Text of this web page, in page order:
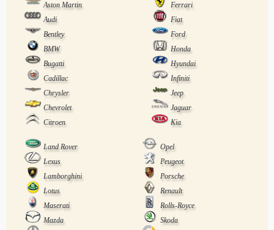
Aston Martin
Ferrari
Audi
Fiat
Bentley
Ford
BMW
Honda
Bugatti
Hyundai
Cadillac
Infiniti
Chrysler
Jeep
Chevrolet
Jaguar
Citroen
Kia
Land Rover
Opel
Lexus
Peugeot
Lamborghini
Porsche
Lotus
Renault
Maserati
Rolls-Royce
Mazda
Skoda